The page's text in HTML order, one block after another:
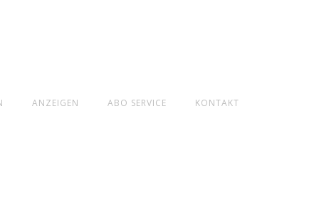
ANZEIGEN ABO SERVICE KONTAKT